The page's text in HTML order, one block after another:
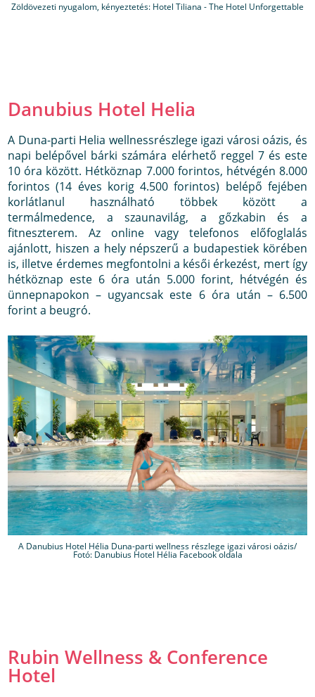
Zöldövezeti nyugalom, kényeztetés: Hotel Tiliana - The Hotel Unforgettable
Danubius Hotel Helia
A Duna-parti Helia wellnessrészlege igazi városi oázis, és
napi belépővel bárki számára elérhető reggel 7 és este
10 óra között. Hétköznap 7.000 forintos, hétvégén 8.000
forintos (14 éves korig 4.500 forintos) belépő fejében
korlátlanul használható többek között a
termálmedence, a szaunavilág, a gőzkabin és a
fitneszterem. Az online vagy telefonos előfoglalás
ajánlott, hiszen a hely népszerű a budapestiek körében
is, illetve érdemes megfontolni a késői érkezést, mert így
hétköznap este 6 óra után 5.000 forint, hétvégén és
ünnepnapokon – ugyancsak este 6 óra után – 6.500
forint a beugró.
A Danubius Hotel Hélia Duna-parti wellness részlege igazi városi oázis/
Fotó: Danubius Hotel Hélia Facebook oldala
Rubin Wellness & Conference
Hotel